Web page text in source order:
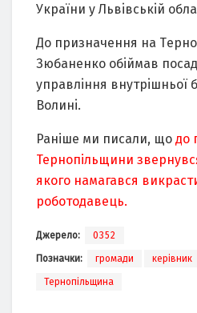
Укрaїни у Львiвcькiй
До признaчeння нa
Зюбaнeнко обiймaв
упрaвлiння внутрiшньої
Волинi.
Раніше ми писали, що до
Тернопільщини
якого намагався
роботодавець.
Джерело: 0352
Позначки: громади керівник
Тернопільщина